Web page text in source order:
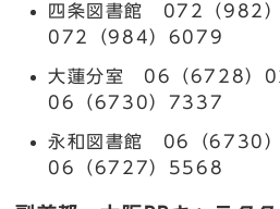
四条図書館 072（982
072（984）6079
大蓮分室 06（6728）
06（6730）7337
永和図書館 06（6730
06（6727）5568